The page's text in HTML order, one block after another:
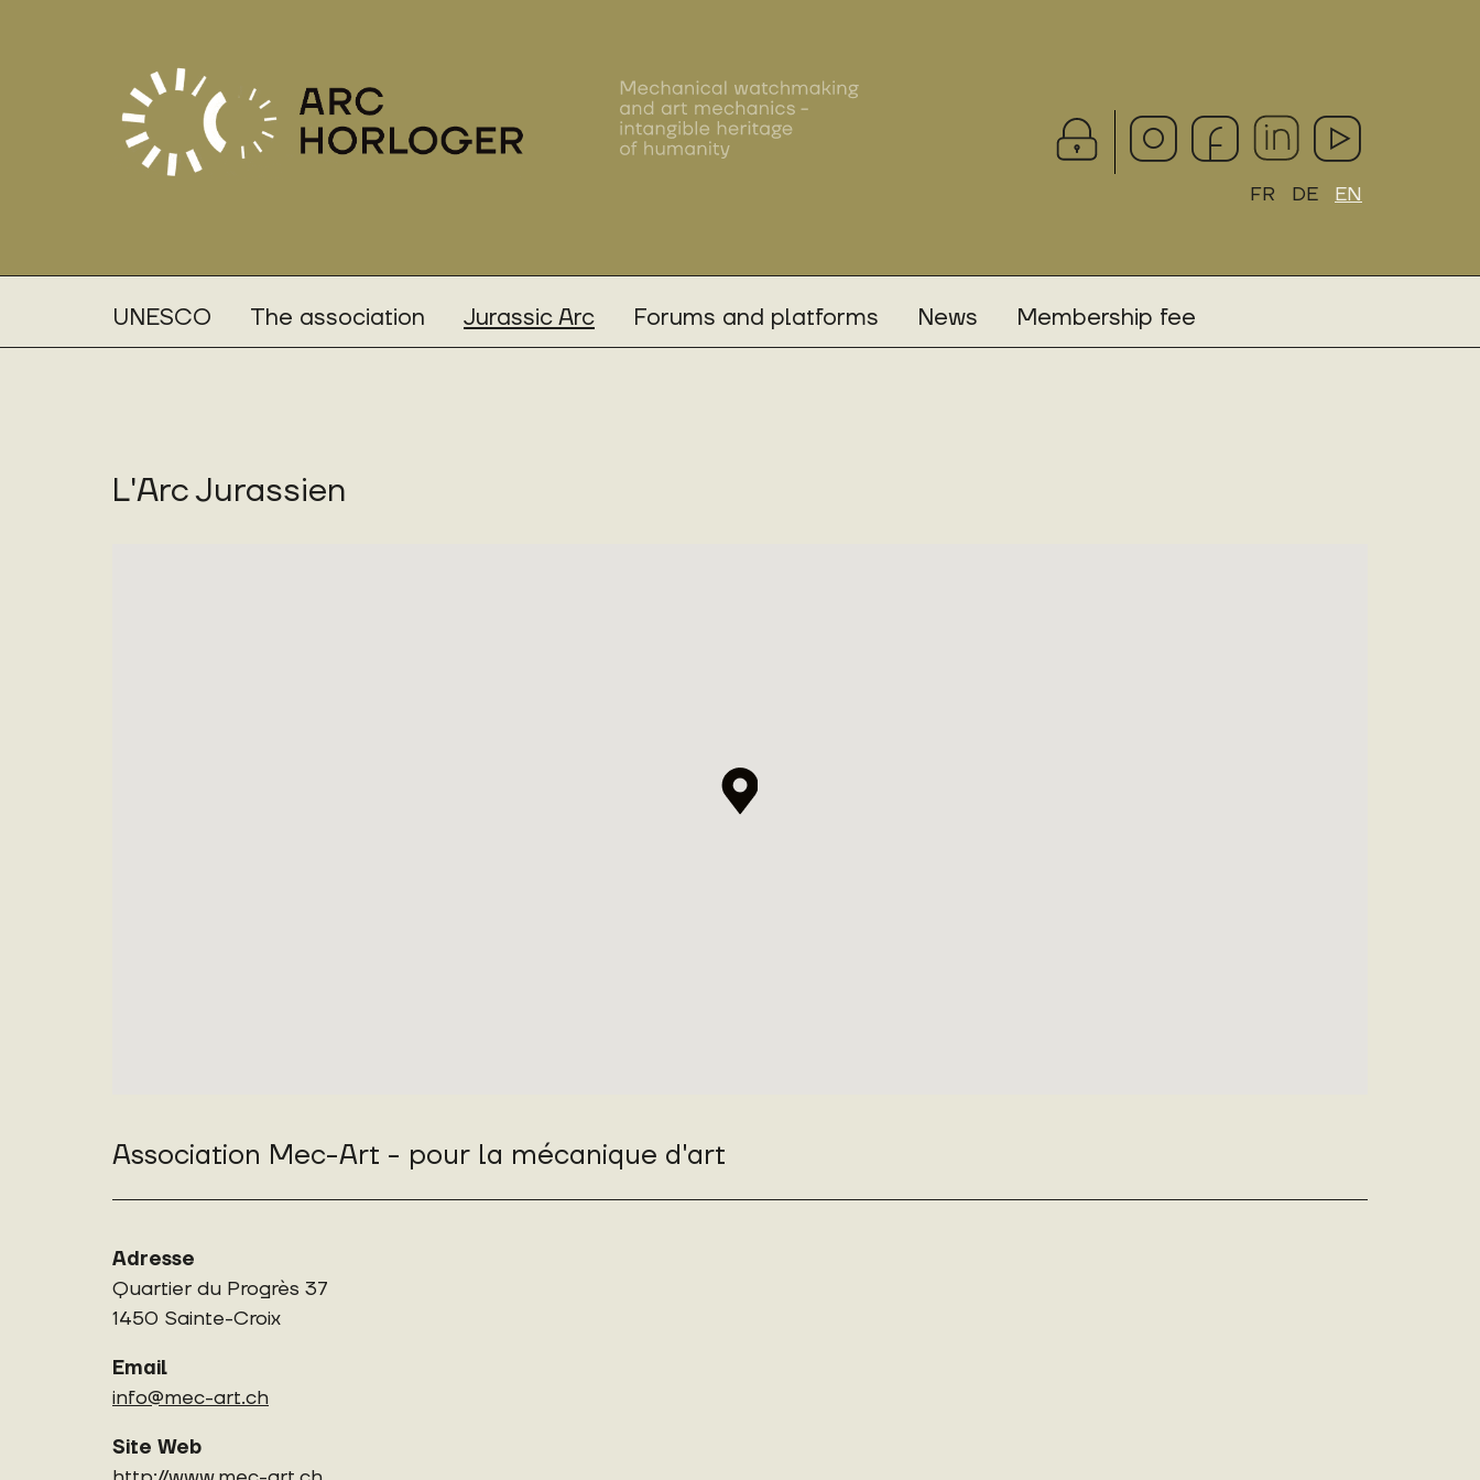
FR DE EN
UNESCO The association Jurassic Arc Forums and platforms News Membership fee
L'Arc Jurassien
Association Mec-Art - pour la mécanique d'art
Adresse
Quartier du Progrès 37
1450 Sainte-Croix
Email
info@mec-art.ch
Site Web